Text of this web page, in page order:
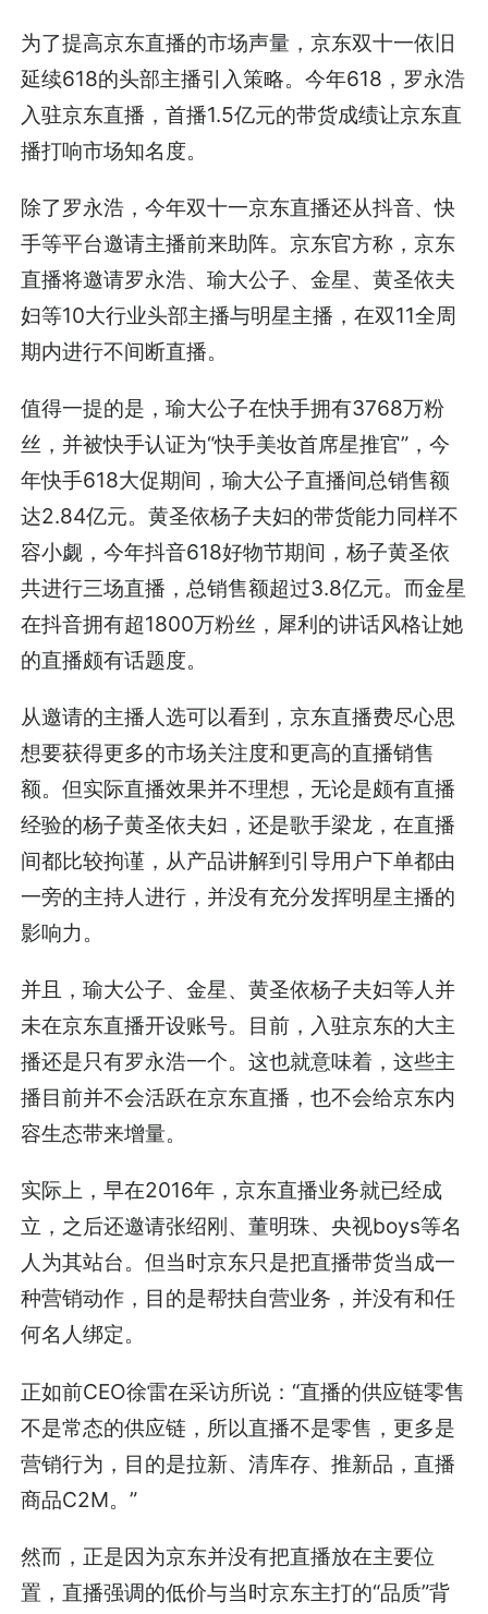
为了提高京东直播的市场声量，京东双十一依旧
延续618的头部主播引入策略。今年618，罗永浩
入驻京东直播，首播1.5亿元的带货成绩让京东直
播打响市场知名度。
除了罗永浩，今年双十一京东直播还从抖音、快
手等平台邀请主播前来助阵。京东官方称，京东
直播将邀请罗永浩、瑜大公子、金星、黄圣依夫
妇等10大行业头部主播与明星主播，在双11全周
期内进行不间断直播。
值得一提的是，瑜大公子在快手拥有3768万粉
丝，并被快手认证为“快手美妆首席星推官”，今
年快手618大促期间，瑜大公子直播间总销售额
达2.84亿元。黄圣依杨子夫妇的带货能力同样不
容小觑，今年抖音618好物节期间，杨子黄圣依
共进行三场直播，总销售额超过3.8亿元。而金星
在抖音拥有超1800万粉丝，犀利的讲话风格让她
的直播颇有话题度。
从邀请的主播人选可以看到，京东直播费尽心思
想要获得更多的市场关注度和更高的直播销售
额。但实际直播效果并不理想，无论是颇有直播
经验的杨子黄圣依夫妇，还是歌手梁龙，在直播
间都比较拘谨，从产品讲解到引导用户下单都由
一旁的主持人进行，并没有充分发挥明星主播的
影响力。
并且，瑜大公子、金星、黄圣依杨子夫妇等人并
未在京东直播开设账号。目前，入驻京东的大主
播还是只有罗永浩一个。这也就意味着，这些主
播目前并不会活跃在京东直播，也不会给京东内
容生态带来增量。
实际上，早在2016年，京东直播业务就已经成
立，之后还邀请张绍刚、董明珠、央视boys等名
人为其站台。但当时京东只是把直播带货当成一
种营销动作，目的是帮扶自营业务，并没有和任
何名人绑定。
正如前CEO徐雷在采访所说：“直播的供应链零售
不是常态的供应链，所以直播不是零售，更多是
营销行为，目的是拉新、清库存、推新品，直播
商品C2M。”
然而，正是因为京东并没有把直播放在主要位
置，直播强调的低价与当时京东主打的“品质”背